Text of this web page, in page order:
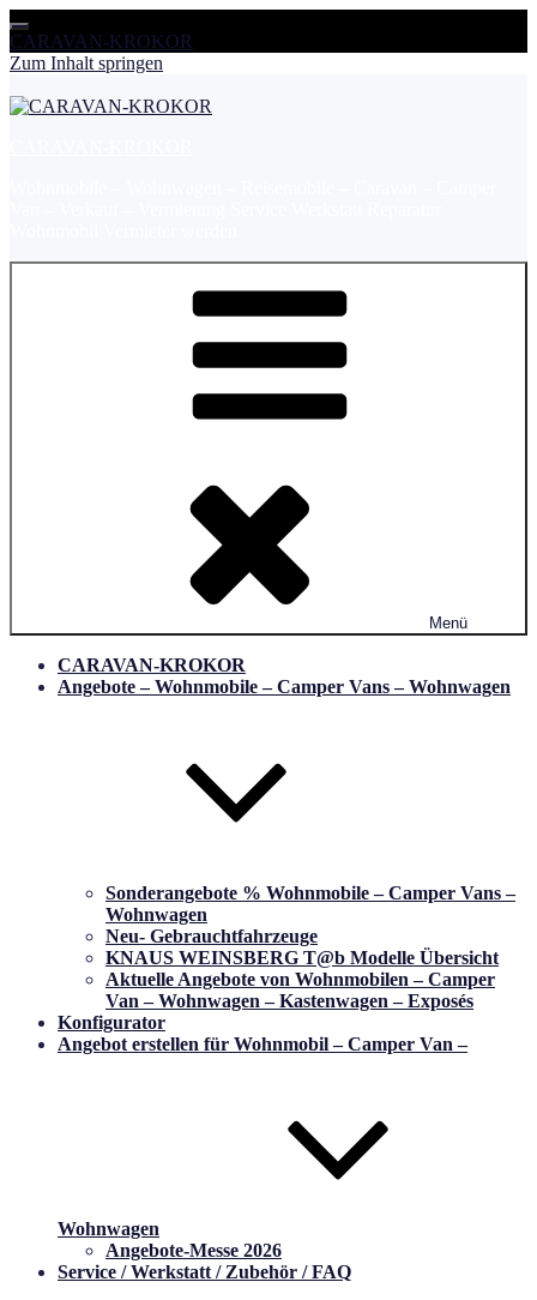
CARAVAN-KROKOR
Zum Inhalt springen
Menü
CARAVAN-KROKOR
Angebote – Wohnmobile – Camper Vans – Wohnwagen
Sonderangebote % Wohnmobile – Camper Vans –
Wohnwagen
Neu- Gebrauchtfahrzeuge
KNAUS WEINSBERG T@b Modelle Übersicht
Aktuelle Angebote von Wohnmobilen – Camper
Van – Wohnwagen – Kastenwagen – Exposés
Konfigurator
Angebot erstellen für Wohnmobil – Camper Van –
Wohnwagen
Angebote-Messe 2026
Service / Werkstatt / Zubehör / FAQ